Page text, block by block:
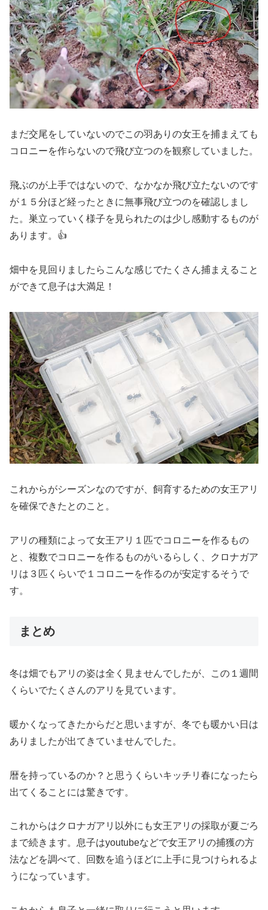
まだ交尾をしていないのでこの羽ありの女王を捕まえても
コロニーを作らないので飛び立つのを観察していました。
飛ぶのが上手ではないので、なかなか飛び立たないのです
が１５分ほど経ったときに無事飛び立つのを確認しまし
た。巣立っていく様子を見られたのは少し感動するものが
あります。👍
畑中を見回りましたらこんな感じでたくさん捕まえること
ができて息子は大満足！
これからがシーズンなのですが、飼育するための女王アリ
を確保できたとのこと。
アリの種類によって女王アリ１匹でコロニーを作るもの
と、複数でコロニーを作るものがいるらしく、クロナガア
リは３匹くらいで１コロニーを作るのが安定するそうで
す。
まとめ
冬は畑でもアリの姿は全く見ませんでしたが、この１週間
くらいでたくさんのアリを見ています。
暖かくなってきたからだと思いますが、冬でも暖かい日は
ありましたが出てきていませんでした。
暦を持っているのか？と思うくらいキッチリ春になったら
出てくることには驚きです。
これからはクロナガアリ以外にも女王アリの採取が夏ごろ
まで続きます。息子はyoutubeなどで女王アリの捕獲の方
法などを調べて、回数を追うほどに上手に見つけられるよ
うになっています。